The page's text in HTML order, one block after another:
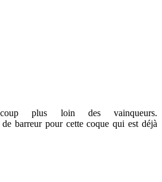
plus loin des vainqueurs.
barreur pour cette coque qui est déjà